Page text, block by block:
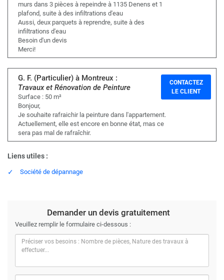
murs dans 3 pièces à repeindre à 1135 Denens et 1
plafond, suite à des infiltrations d'eau
Aussi, deux parquets à reprendre, suite à des
infiltrations d'eau
Besoin d'un devis
Merci!
G. F. (Particulier) à Montreux :
Travaux et Rénovation de Peinture
Surface : 50 m²
Bonjour,
Je souhaite rafraichir la peinture dans l'appartement.
Actuellement, elle est encore en bonne état, mas ce
sera pas mal de rafraîchir.
CONTACTEZ
LE CLIENT
Liens utiles :
Société de dépannage
Demander un devis gratuitement
Veuillez remplir le formulaire ci-dessous :